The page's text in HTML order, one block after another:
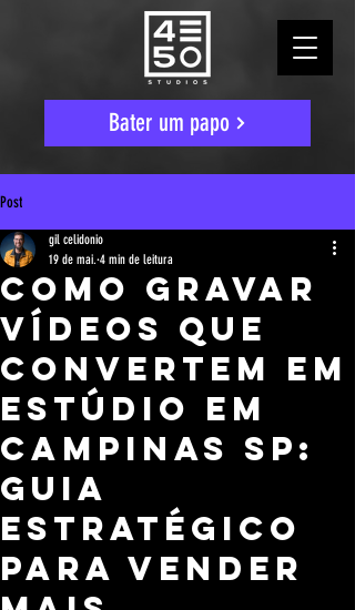
Bater um papo
Post
Como Gravar
Vídeos Que
Convertem em
Estúdio em
Campinas SP:
Guia
Estratégico
Para Vender
gil celidonio
19 de mai. 4 min de leitura